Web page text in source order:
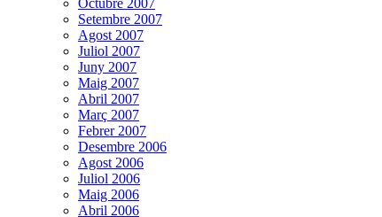
Setembre 2007
Agost 2007
Juliol 2007
Juny 2007
Maig 2007
Abril 2007
Març 2007
Febrer 2007
Desembre 2006
Agost 2006
Juliol 2006
Maig 2006
Abril 2006